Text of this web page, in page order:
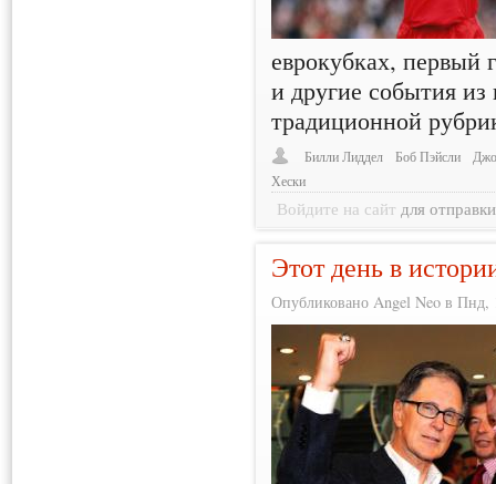
еврокубках, первый
и другие события
традиционной
Билли Лиддел Боб Пэйсли
Хески
Войдите на сайт для
Этот день в
Опубликовано Angel Neo в Пнд,